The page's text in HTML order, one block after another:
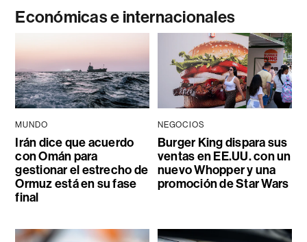
Económicas e internacionales
MUNDO
Irán dice que acuerdo
con Omán para
gestionar el estrecho de
Ormuz está en su fase
final
NEGOCIOS
Burger King dispara sus
ventas en EE.UU. con un
nuevo Whopper y una
promoción de Star Wars